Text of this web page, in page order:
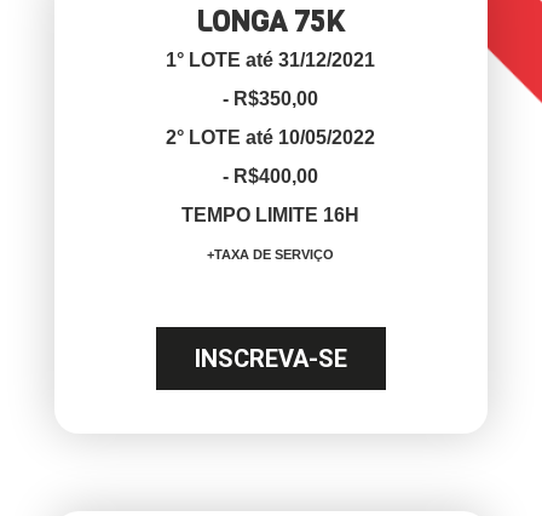
LONGA 75K
1° LOTE até 31/12/2021
- R$350,00
2° LOTE até 10/05/2022
- R$400,00
TEMPO LIMITE 16H
+TAXA DE SERVIÇO
INSCREVA-SE